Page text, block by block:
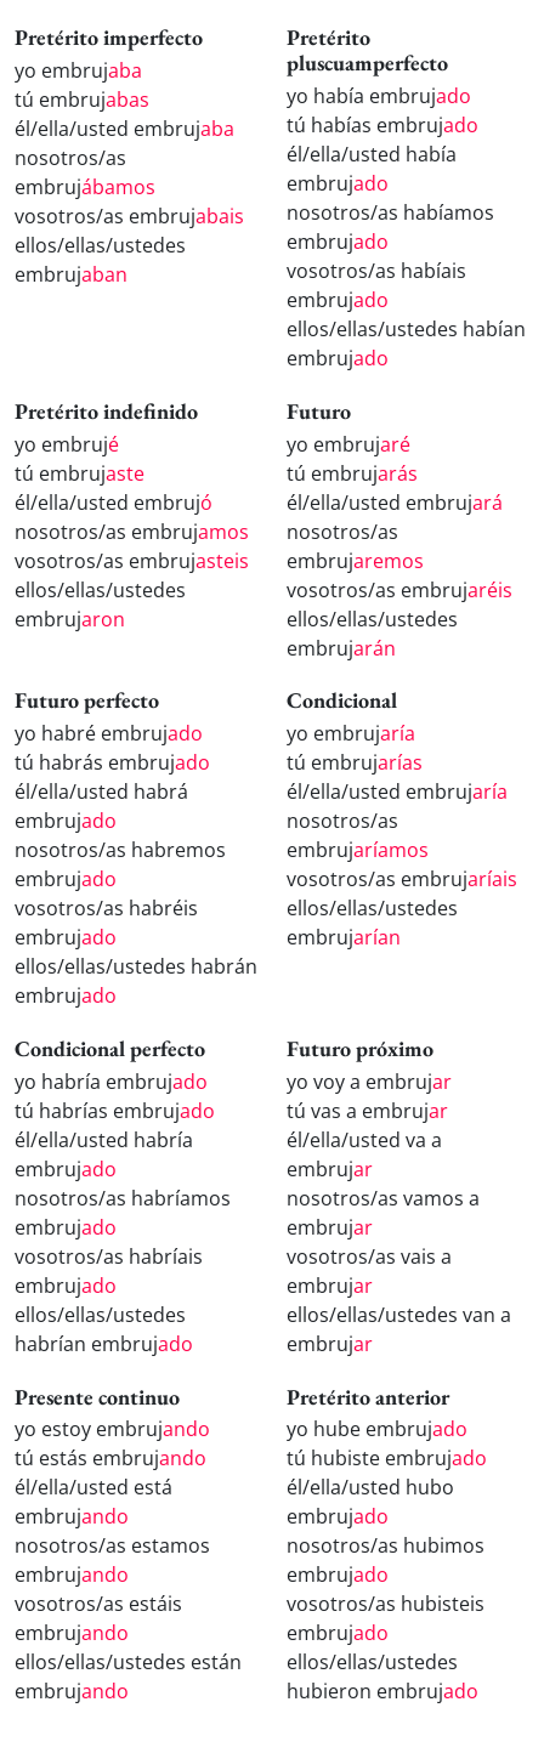
Pretérito imperfecto
yo embrujaba
tú embrujabas
él/ella/usted embrujaba
nosotros/as
embrujábamos
vosotros/as embrujabais
ellos/ellas/ustedes
embrujaban
Pretérito
pluscuamperfecto
yo había embrujado
tú habías embrujado
él/ella/usted había
embrujado
nosotros/as habíamos
embrujado
vosotros/as habíais
embrujado
ellos/ellas/ustedes habían
embrujado
Pretérito indefinido
yo embrujé
tú embrujaste
él/ella/usted embrujó
nosotros/as embrujamos
vosotros/as embrujasteis
ellos/ellas/ustedes
embrujaron
Futuro
yo embrujaré
tú embrujarás
él/ella/usted embrujará
nosotros/as
embrujaremos
vosotros/as embrujaréis
ellos/ellas/ustedes
embrujarán
Futuro perfecto
yo habré embrujado
tú habrás embrujado
él/ella/usted habrá
embrujado
nosotros/as habremos
embrujado
vosotros/as habréis
embrujado
ellos/ellas/ustedes habrán
embrujado
Condicional
yo embrujaría
tú embrujarías
él/ella/usted embrujaría
nosotros/as
embrujaríamos
vosotros/as embrujaríais
ellos/ellas/ustedes
embrujarían
Condicional perfecto
yo habría embrujado
tú habrías embrujado
él/ella/usted habría
embrujado
nosotros/as habríamos
embrujado
vosotros/as habríais
embrujado
ellos/ellas/ustedes
habrían embrujado
Futuro próximo
yo voy a embrujar
tú vas a embrujar
él/ella/usted va a
embrujar
nosotros/as vamos a
embrujar
vosotros/as vais a
embrujar
ellos/ellas/ustedes van a
embrujar
Presente continuo
yo estoy embrujando
tú estás embrujando
él/ella/usted está
embrujando
nosotros/as estamos
embrujando
vosotros/as estáis
embrujando
ellos/ellas/ustedes están
embrujando
Pretérito anterior
yo hube embrujado
tú hubiste embrujado
él/ella/usted hubo
embrujado
nosotros/as hubimos
embrujado
vosotros/as hubisteis
embrujado
ellos/ellas/ustedes
hubieron embrujado